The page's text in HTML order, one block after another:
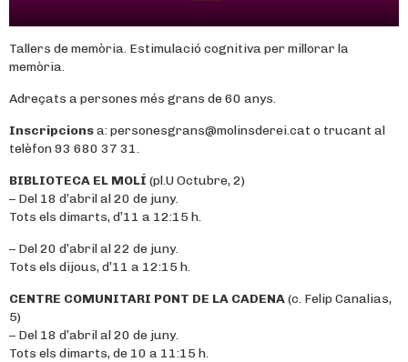
Tallers de memòria. Estimulació cognitiva per millorar la
memòria.
Adreçats a persones més grans de 60 anys.
Inscripcionsa: personesgrans@molinsderei.cat o trucant al
telèfon 93 680 37 31.
BIBLIOTECA EL MOLÍ (pl.U Octubre, 2)
– Del 18 d’abril al 20 de juny.
Tots els dimarts, d’11 a 12:15 h.
– Del 20 d’abril al 22 de juny.
Tots els dijous, d’11 a 12:15 h.
CENTRE COMUNITARI PONT DE LA CADENA(c. Felip Canalias,
5)
– Del 18 d’abril al 20 de juny.
Tots els dimarts, de 10 a 11:15 h.